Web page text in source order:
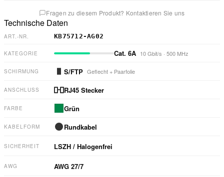
Fragen zu diesem Produkt? Kontaktieren Sie uns
Technische Daten
ART.-NR. KB75712-AG02
KATEGORIE Cat. 6A 10 Gbit/s · 500 MHz
SCHIRMUNG S/FTP Geflecht + Paarfolie
ANSCHLUSS RJ45 Stecker
FARBE Grün
KABELFORM Rundkabel
SICHERHEIT LSZH / Halogenfrei
AWG AWG 27/7